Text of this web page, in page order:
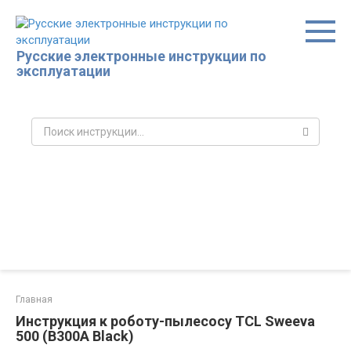
контенту
Русские электронные инструкции по
эксплуатации
Поиск:
Главная
Инструкция к роботу-пылесосу TCL Sweeva
500 (B300A Black)